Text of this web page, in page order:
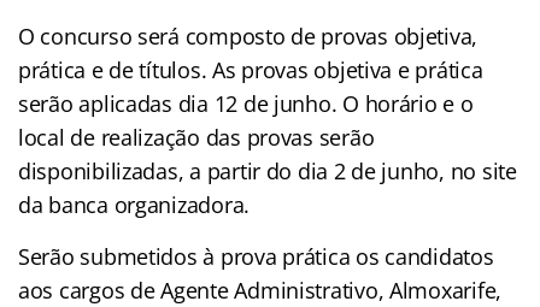
O concurso será composto de provas objetiva,
prática e de títulos. As provas objetiva e prática
serão aplicadas dia 12 de junho. O horário e o
local de realização das provas serão
disponibilizadas, a partir do dia 2 de junho, no site
da banca organizadora.
Serão submetidos à prova prática os candidatos
aos cargos de Agente Administrativo, Almoxarife,